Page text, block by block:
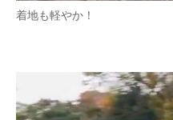
着地も軽やか！